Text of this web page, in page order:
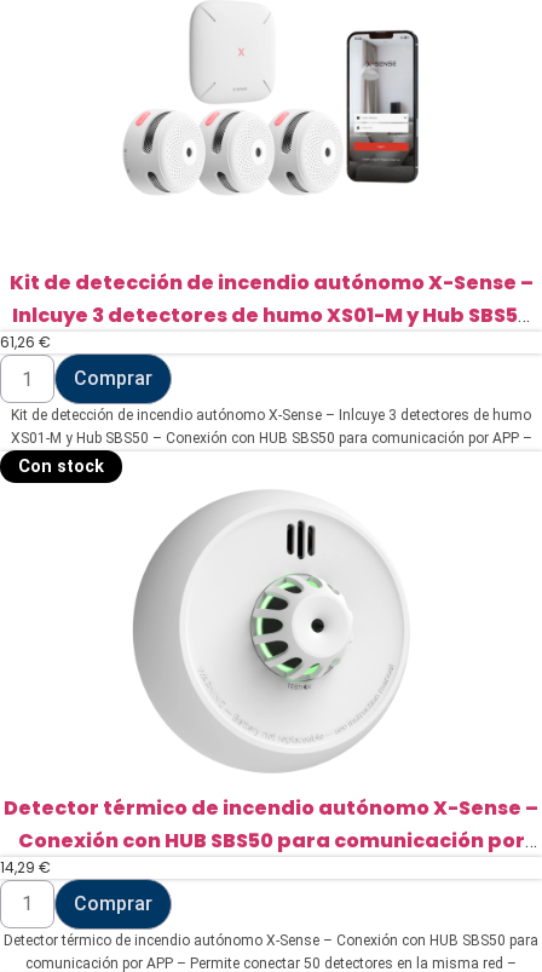
Kit de detección de incendio autónomo X-Sense –
Inlcuye 3 detectores de humo XS01-M y Hub SBS50
(FS31)
61,26 €
Kit
detección
de
incendio
autónomo
X-
Comprar
Kit de detección de incendio autónomo X-Sense – Inlcuye 3 detectores de humo
XS01-M y Hub SBS50 – Conexión con HUB SBS50 para comunicación por APP –
Permite conectar 50 detectores en la misma red – Alarma sonora 85 dB a 3m –
Con stock
Detector térmico de incendio autónomo X-Sense –
Conexión con HUB SBS50 para comunicación por
APP (XH02-M)
14,29 €
Detector
térmico
de
incendio
autónomo
Comprar
Detector térmico de incendio autónomo X-Sense – Conexión con HUB SBS50 para
comunicación por APP – Permite conectar 50 detectores en la misma red –